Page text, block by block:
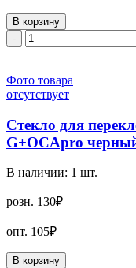
В корзину
-
Фото товара
отсутствует
Стекло для
G+OCApro
В наличии: 1 шт.
розн. 130₽
опт. 105₽
В корзину